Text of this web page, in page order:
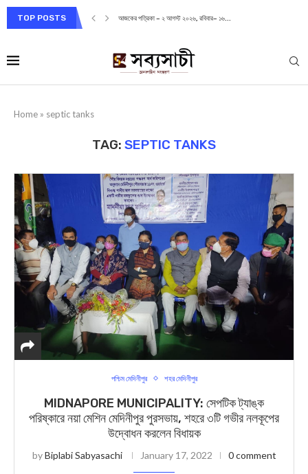
TOP POSTS আজকের পত্রিকা – ২ আগস্ট ২০২৬, রবিবার– ১৬...
Home » septic tanks
TAG: SEPTIC TANKS
পশ্চিম মেদিনীপুর শহর মেদিনীপুর
MIDNAPORE MUNICIPALITY: সেপটিক ট্যাঙ্ক
পরিষ্কারে নয়া মেশিন মেদিনীপুর পুরসভায়, শহরে ৩টি গভীর নলকূপের
উদ্বোধন করলেন বিধায়ক
byBiplabi Sabyasachi January 17, 2022 0 comment